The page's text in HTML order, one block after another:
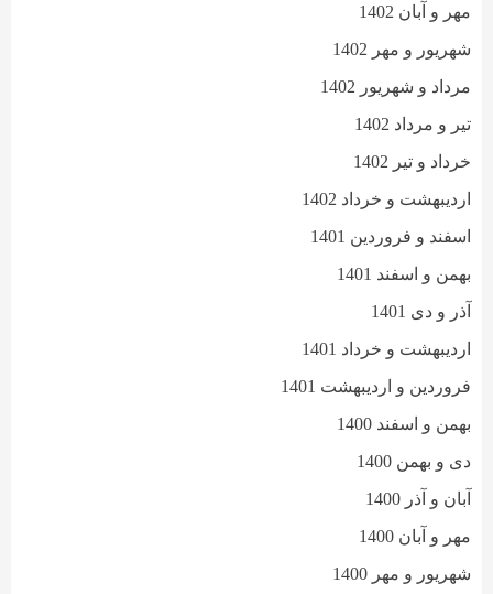
مهر و آبان 1402
شهریور و مهر 1402
مرداد و شهریور 1402
تیر و مرداد 1402
خرداد و تیر 1402
اردیبهشت و خرداد 1402
اسفند و فروردین 1401
بهمن و اسفند 1401
آذر و دی 1401
اردیبهشت و خرداد 1401
فروردین و اردیبهشت 1401
بهمن و اسفند 1400
دی و بهمن 1400
آبان و آذر 1400
مهر و آبان 1400
شهریور و مهر 1400